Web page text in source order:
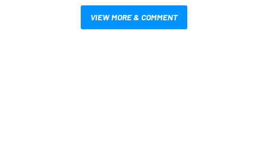
VIEW MORE & COMMENT